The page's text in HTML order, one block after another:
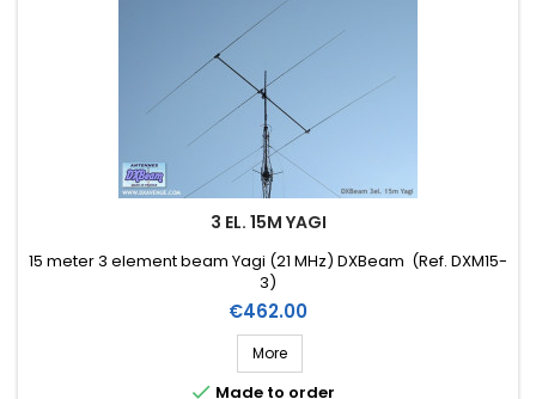
3 EL. 15M YAGI
15 meter 3 element beam Yagi (21 MHz) DXBeam (Ref. DXM15-
3)
Price
€462.00
More
 Made to order